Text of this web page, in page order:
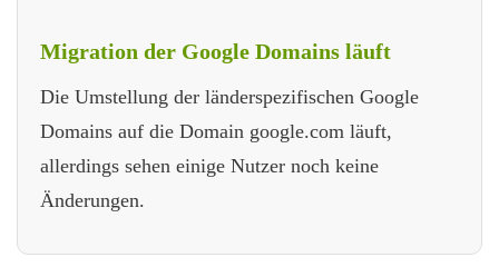
Migration der Google Domains läuft
Die Umstellung der länderspezifischen Google
Domains auf die Domain google.com läuft,
allerdings sehen einige Nutzer noch keine
Änderungen.